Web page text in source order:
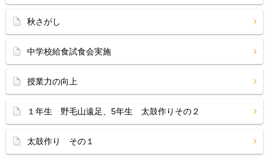
秋さがし
中学校給食試食会実施
授業力の向上
１年生 野毛山遠足、5年生 太鼓作りその２
太鼓作り その１